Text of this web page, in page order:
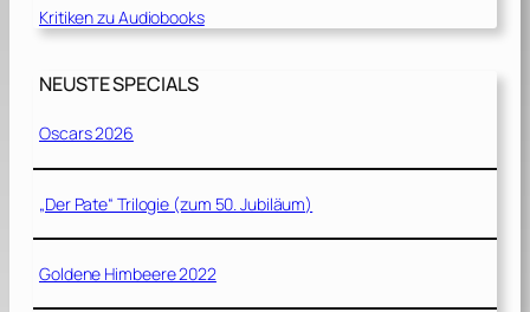
Kritiken zu Audiobooks
NEUSTE SPECIALS
Oscars 2026
„Der Pate“ Trilogie (zum 50. Jubiläum)
Goldene Himbeere 2022